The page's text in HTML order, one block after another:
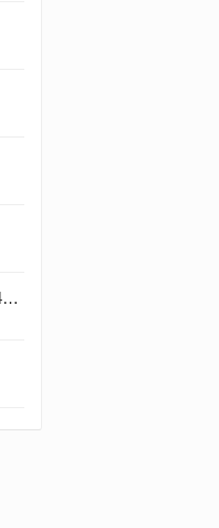
Rečiausi ir gražiausi mergaičių vardai :) (4314)